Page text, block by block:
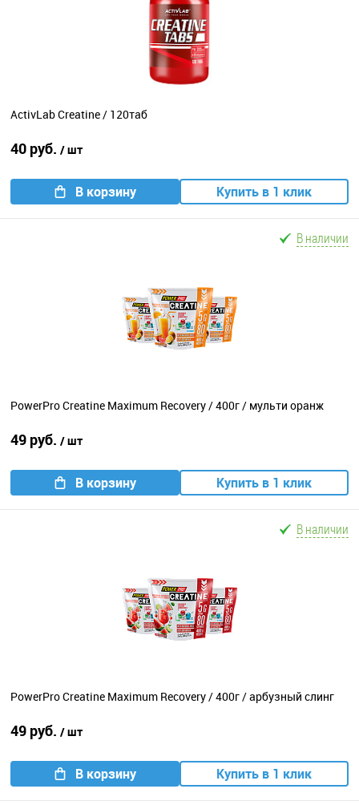
ActivLab Creatine / 120таб
40 руб. / шт
В корзину Купить в 1 клик
В наличии
PowerPro Creatine Maximum Recovery / 400г / мульти оранж
49 руб. / шт
В корзину Купить в 1 клик
В наличии
PowerPro Creatine Maximum Recovery / 400г / арбузный слинг
49 руб. / шт
В корзину Купить в 1 клик